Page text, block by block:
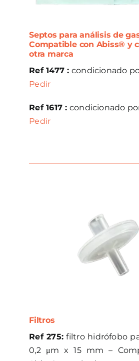
Septos para análisis de
Compatible con Abiss® y
otra marca
Ref 1477 : condicionado
Pedir
Ref 1617 : condicionado
Pedir
Filtros
Ref 275: filtro hidrófobo
0,2 μm x 15 mm –